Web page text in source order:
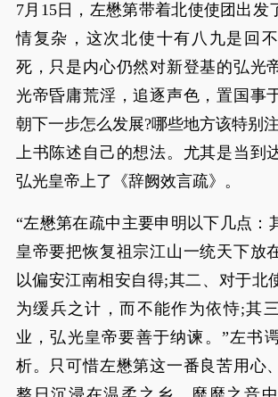
7月15日，左懋第带着北使使团出发
情复杂，这次北使十有八九是回
死，只是内心仍然对新登基的弘光
光帝昏庸荒淫，追逐声色，置国事
朝下一步怎么发展?哪些地方该特别
上书陈述自己的想法。尤其是当到
弘光皇帝上了《辞阙效言疏》。
“左懋第在疏中主要申明以下几点：
皇帝要把恢复祖宗江山一统天下放
以偏安江南相安自得;其二、对于北
为缓兵之计，而不能作为依恃;其
业，弘光皇帝要善于纳谏。”左书
析。只可惜左懋第这一番良苦用心